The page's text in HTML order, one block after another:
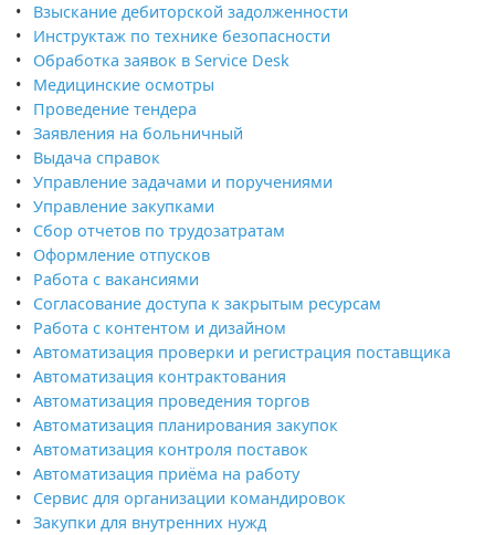
Взыскание дебиторской задолженности
Инструктаж по технике безопасности
Обработка заявок в Service Desk
Медицинские осмотры
Проведение тендера
Заявления на больничный
Выдача справок
Управление задачами и поручениями
Управление закупками
Сбор отчетов по трудозатратам
Оформление отпусков
Работа с вакансиями
Согласование доступа к закрытым ресурсам
Работа с контентом и дизайном
Автоматизация проверки и регистрация поставщика
Автоматизация контрактования
Автоматизация проведения торгов
Автоматизация планирования закупок
Автоматизация контроля поставок
Автоматизация приёма на работу
Сервис для организации командировок
Закупки для внутренних нужд